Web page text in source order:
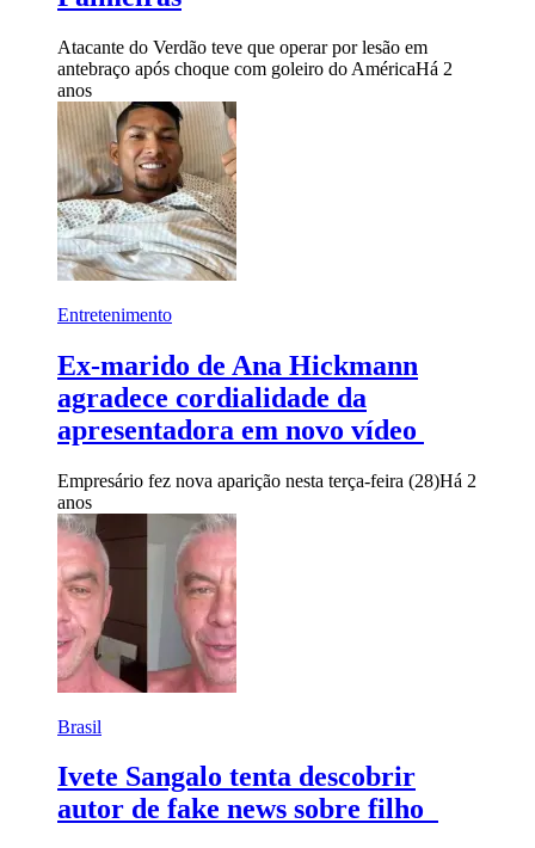
Atacante do Verdão teve que operar por lesão em
antebraço após choque com goleiro do AméricaHá 2
anos
Entretenimento
Ex-marido de Ana Hickmann
agradece cordialidade da
apresentadora em novo vídeo
Empresário fez nova aparição nesta terça-feira (28)Há 2
anos
Brasil
Ivete Sangalo tenta descobrir
autor de fake news sobre filho